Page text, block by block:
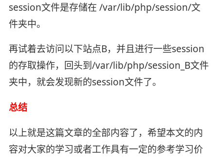
session文件是存储在 /var/lib/php/session/文
件夹中。
再试着去访问以下站点B，并且进行一些session
的存取操作，回头到/var/lib/php/session_B文件
夹中，就会发现新的session文件了。
总结
以上就是这篇文章的全部内容了，希望本文的内
容对大家的学习或者工作具有一定的参考学习价